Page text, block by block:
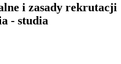
i zasady rekrutacji
- studia